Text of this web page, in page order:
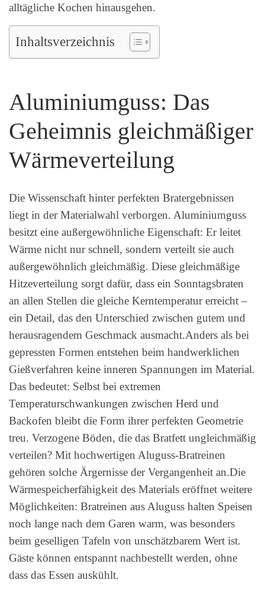
alltägliche Kochen hinausgehen.
Inhaltsverzeichnis
Aluminiumguss: Das
Geheimnis gleichmäßiger
Wärmeverteilung
Die Wissenschaft hinter perfekten Bratergebnissen
liegt in der Materialwahl verborgen. Aluminiumguss
besitzt eine außergewöhnliche Eigenschaft: Er leitet
Wärme nicht nur schnell, sondern verteilt sie auch
außergewöhnlich gleichmäßig. Diese gleichmäßige
Hitzeverteilung sorgt dafür, dass ein Sonntagsbraten
an allen Stellen die gleiche Kerntemperatur erreicht –
ein Detail, das den Unterschied zwischen gutem und
herausragendem Geschmack ausmacht.Anders als bei
gepressten Formen entstehen beim handwerklichen
Gießverfahren keine inneren Spannungen im Material.
Das bedeutet: Selbst bei extremen
Temperaturschwankungen zwischen Herd und
Backofen bleibt die Form ihrer perfekten Geometrie
treu. Verzogene Böden, die das Bratfett ungleichmäßig
verteilen? Mit hochwertigen Aluguss-Bratreinen
gehören solche Ärgernisse der Vergangenheit an.Die
Wärmespeicherfähigkeit des Materials eröffnet weitere
Möglichkeiten: Bratreinen aus Aluguss halten Speisen
noch lange nach dem Garen warm, was besonders
beim geselligen Tafeln von unschätzbarem Wert ist.
Gäste können entspannt nachbestellt werden, ohne
dass das Essen auskühlt.